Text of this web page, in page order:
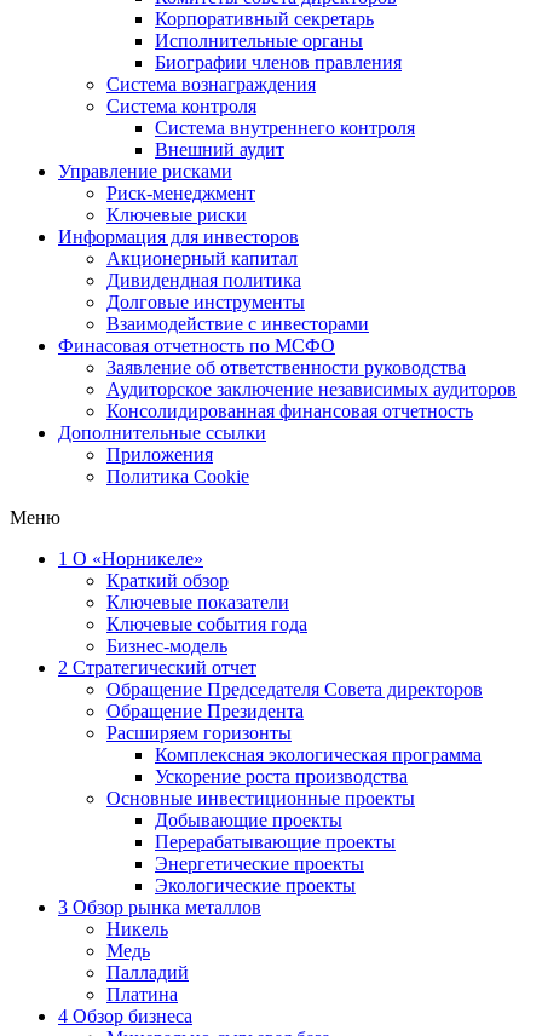
Корпоративный секретарь
Исполнительные органы
Биографии членов правления
Система вознаграждения
Система контроля
Система внутреннего контроля
Внешний аудит
Управление рисками
Риск-менеджмент
Ключевые риски
Информация для инвесторов
Акционерный капитал
Дивидендная политика
Долговые инструменты
Взаимодействие с инвеcторами
Финасовая отчетность по МСФО
Заявление об ответственности руководства
Аудиторское заключение независимых аудиторов
Консолидированная финансовая отчетность
Дополнительные ссылки
Приложения
Политика Cookie
Меню
1 О «Норникеле»
Краткий обзор
Ключевые показатели
Ключевые события года
Бизнес-модель
2 Стратегический отчет
Обращение Председателя Совета директоров
Обращение Президента
Расширяем горизонты
Комплексная экологическая программа
Ускорение роста производства
Основные инвестиционные проекты
Добывающие проекты
Перерабатывающие проекты
Энергетические проекты
Экологические проекты
3 Обзор рынка металлов
Никель
Медь
Палладий
Платина
4 Обзор бизнеса